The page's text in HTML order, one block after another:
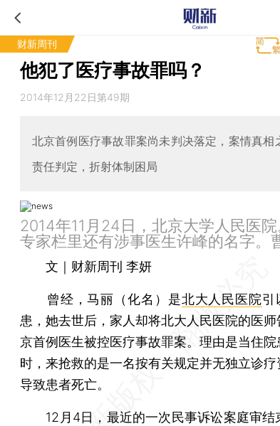
财新周刊
他犯了医疗事故罪吗？
2014年12月22日第49期
北京首例医疗事故罪案尚未判决落定，案情真相
责任判定，折射体制困局
2014年11月24日，北京大学人民医
专家栏里还有涉事医生许峰的名字。
文｜财新周刊 李妍
曾经，马丽（化名）是北大人民医院引
患，她去世后，家人却将北大人民医院的医
京首例医生被控医疗事故罪案。理由是当住
时，来抢救的是一名按有关规定并无独立诊疗
导致患者死亡。
12月4日，最近的一次民事诉讼案庭审结